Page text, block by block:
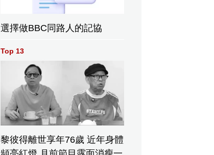
選擇做BBC同路人的記協
Top 13
黎彼得離世享年76歲 近年身體